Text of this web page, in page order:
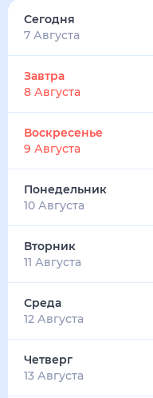
Сегодня
7 Августа
Завтра
8 Августа
Воскресенье
9 Августа
Понедельник
10 Августа
Вторник
11 Августа
Среда
12 Августа
Четверг
13 Августа